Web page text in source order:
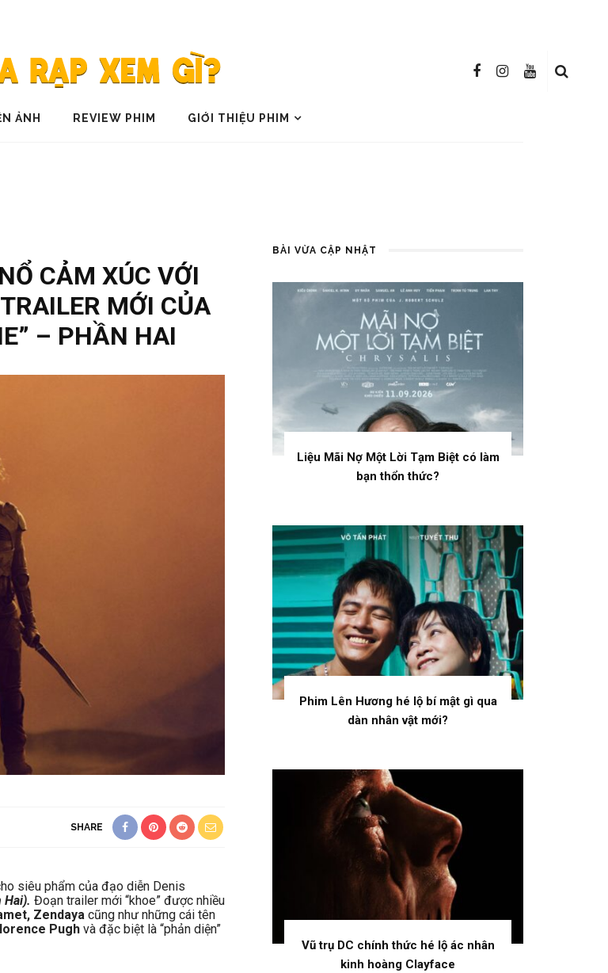
ẢNH REVIEW PHIM GIỚI THIỆU PHIM
CẢM XÚC VỚI
MỚI CỦA
– PHẦN HAI
SHARE
siêu phẩm của đạo diễn Denis
Hai). Đoạn trailer mới “khoe” được nhiều
Zendaya cũng như những cái tên
Pugh và đặc biệt là “phản diện”
BÀI VỪA CẬP NHẬT
Liệu Mãi Nợ Một Lời Tạm Biệt có làm
bạn thổn thức?
Phim Lên Hương hé lộ bí mật gì qua
dàn nhân vật mới?
Vũ trụ DC chính thức hé lộ ác nhân
kinh hoàng Clayface